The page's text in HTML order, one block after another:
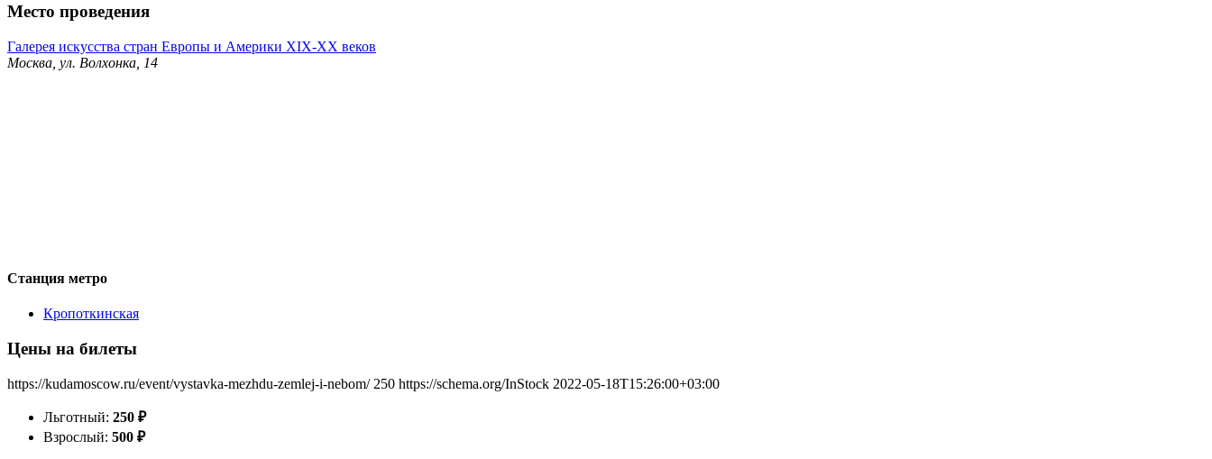
Место проведения
Галерея искусства стран Европы и Америки XIX-ХХ веков
Москва, ул. Волхонка, 14
Станция метро
Кропоткинская
Цены на билеты
https://kudamoscow.ru/event/vystavka-mezhdu-zemlej-i-nebom/ 250 https://schema.org/InStock 2022-05-18T15:26:00+03:00
Льготный: 250 ₽
Взрослый: 500 ₽